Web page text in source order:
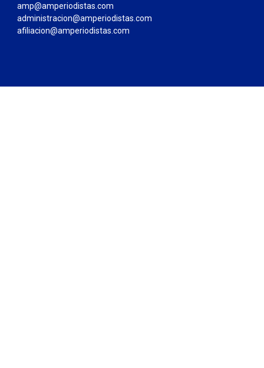
amp@amperiodistas.com
administracion@amperiodistas.com
afiliacion@amperiodistas.com